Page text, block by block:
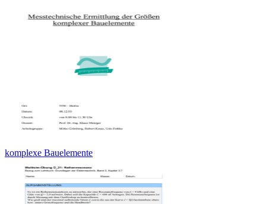
komplexe Bauelemente